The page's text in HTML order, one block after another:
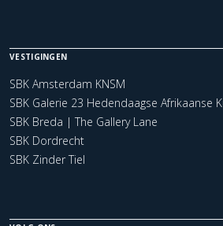
VESTIGINGEN
SBK Amsterdam KNSM
SBK Galerie 23 Hedendaagse Afrikaanse
SBK Breda | The Gallery Lane
SBK Dordrecht
SBK Zinder Tiel